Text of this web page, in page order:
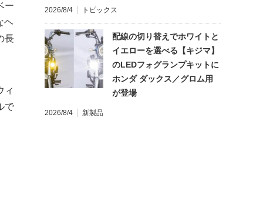
ー
ヘ
長
ィ
で
2026/8/4 トピックス
配線の切り替えでホワイトと
イエローを選べる【キジマ】
のLEDフォグランプキットに
ホンダ ダックス／グロム用
が登場
2026/8/4 新製品